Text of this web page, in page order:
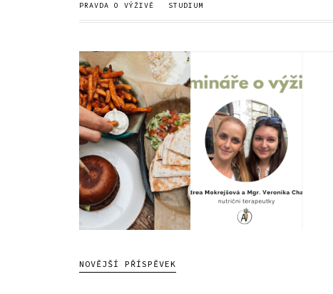
PRAVDA O VÝŽIVĚ STUDIUM
JAK SI VYBRAT
JÍDLO VE
FASTFOODU? |...
SEMINÁŘE O
VÝŽIVĚ | LISTOPAD
2022
NOVĚJŠÍ PŘÍSPĚVEK